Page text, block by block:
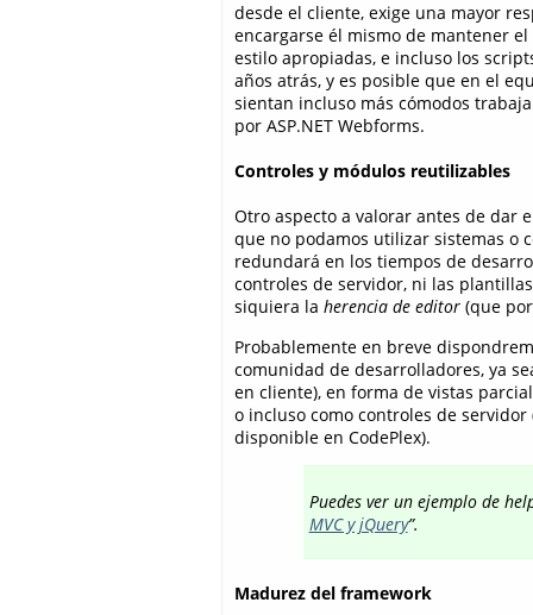
desde el cliente, exige una mayor
encargarse él mismo de mantener
estilo apropiadas, e incluso los
años atrás, y es posible que en el
sientan incluso más cómodos
por ASP.NET Webforms.
Controles y módulos reutilizables
Otro aspecto a valorar antes de dar
que no podamos utilizar sistemas o
redundará en los tiempos de
controles de servidor, ni las
siquiera la herencia de editor (que
Probablemente en breve
comunidad de desarrolladores, ya
en cliente), en forma de vistas
o incluso como controles de
disponible en CodePlex).
Puedes ver un ejemplo de
MVC y jQuery”.
Madurez del framework